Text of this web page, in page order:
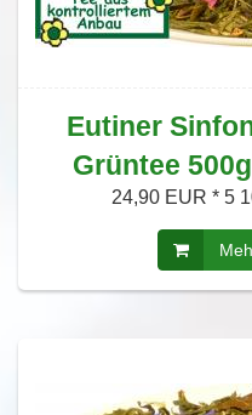
Eutiner
Grüntee
24,90 EUR * 5